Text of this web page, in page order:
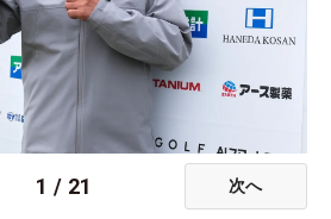
1 / 21 次へ